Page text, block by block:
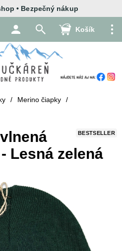
Košík
/ Merino čiapky
/
BESTSELLER
Lesná zelená